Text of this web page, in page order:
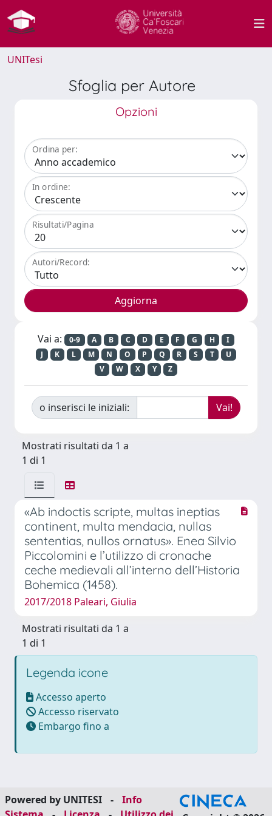
UNITesi
Sfoglia per Autore
Opzioni
Ordina per:
In ordine:
Risultati/Pagina
Autori/Record:
Vai a: 0-9 A B C D E F G H
I
J
K L M N O P Q R S T
U
V
W X Y Z
o inserisci le iniziali:
Mostrati risultati da 1 a
1 di 1
«Ab indoctis scripte, multas ineptias
continent, multa mendacia, nullas
sententias, nullos ornatus». Enea Silvio
Piccolomini e l’utilizzo di cronache
ceche medievali all’interno dell’Historia
Bohemica (1458).
2017/2018 Paleari, Giulia
Mostrati risultati da 1 a
1 di 1
Legenda icone
Accesso aperto
Accesso riservato
Embargo fino a
Powered by UNITESI -
Info